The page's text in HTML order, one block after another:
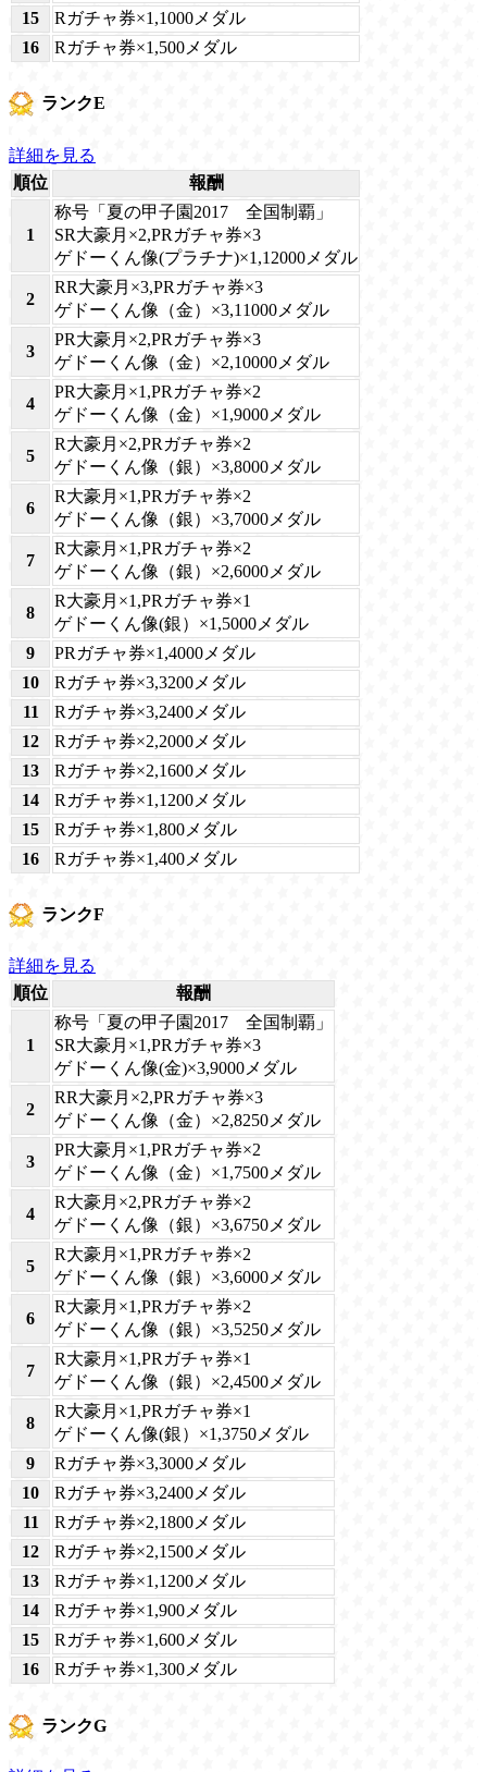
15
Rガチャ券×1,1000メダル
16
Rガチャ券×1,500メダル
ランクE
詳細を見る
順位
報酬
1
称号「夏の甲子園2017 全国制覇」
SR大豪月×2,PRガチャ券×3
ゲドーくん像(プラチナ)×1,12000メダル
2
RR大豪月×3,PRガチャ券×3
ゲドーくん像（金）×3,11000メダル
3
PR大豪月×2,PRガチャ券×3
ゲドーくん像（金）×2,10000メダル
4
PR大豪月×1,PRガチャ券×2
ゲドーくん像（金）×1,9000メダル
5
R大豪月×2,PRガチャ券×2
ゲドーくん像（銀）×3,8000メダル
6
R大豪月×1,PRガチャ券×2
ゲドーくん像（銀）×3,7000メダル
7
R大豪月×1,PRガチャ券×2
ゲドーくん像（銀）×2,6000メダル
8
R大豪月×1,PRガチャ券×1
ゲドーくん像(銀）×1,5000メダル
9
PRガチャ券×1,4000メダル
10
Rガチャ券×3,3200メダル
11
Rガチャ券×3,2400メダル
12
Rガチャ券×2,2000メダル
13
Rガチャ券×2,1600メダル
14
Rガチャ券×1,1200メダル
15
Rガチャ券×1,800メダル
16
Rガチャ券×1,400メダル
ランクF
詳細を見る
順位
報酬
1
称号「夏の甲子園2017 全国制覇」
SR大豪月×1,PRガチャ券×3
ゲドーくん像(金)×3,9000メダル
2
RR大豪月×2,PRガチャ券×3
ゲドーくん像（金）×2,8250メダル
3
PR大豪月×1,PRガチャ券×2
ゲドーくん像（金）×1,7500メダル
4
R大豪月×2,PRガチャ券×2
ゲドーくん像（銀）×3,6750メダル
5
R大豪月×1,PRガチャ券×2
ゲドーくん像（銀）×3,6000メダル
6
R大豪月×1,PRガチャ券×2
ゲドーくん像（銀）×3,5250メダル
7
R大豪月×1,PRガチャ券×1
ゲドーくん像（銀）×2,4500メダル
8
R大豪月×1,PRガチャ券×1
ゲドーくん像(銀）×1,3750メダル
9
Rガチャ券×3,3000メダル
10
Rガチャ券×3,2400メダル
11
Rガチャ券×2,1800メダル
12
Rガチャ券×2,1500メダル
13
Rガチャ券×1,1200メダル
14
Rガチャ券×1,900メダル
15
Rガチャ券×1,600メダル
16
Rガチャ券×1,300メダル
ランクG